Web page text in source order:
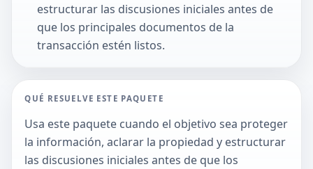
estructurar las discusiones iniciales antes de
que los principales documentos de la
transacción estén listos.
QUÉ RESUELVE ESTE PAQUETE
Usa este paquete cuando el objetivo sea proteger
la información, aclarar la propiedad y estructurar
las discusiones iniciales antes de que los